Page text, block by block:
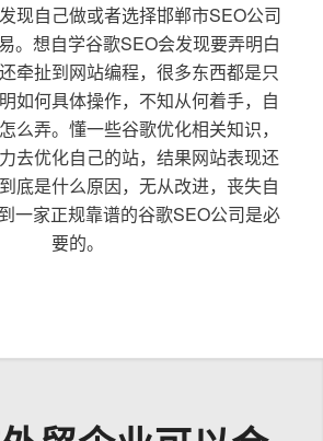
现自己做或者选择邯郸市SEO公司
。想自学谷歌SEO会发现要弄明白
牵扯到网站编程，很多东西都是只
如何具体操作，不知从何着手，自
么弄。懂一些谷歌优化相关知识，
去优化自己的站，结果网站表现还
底是什么原因，无从改进，丧失自
一家正规靠谱的谷歌SEO公司是必
要的。